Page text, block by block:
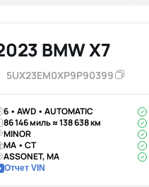
BMW X7
5UX23EM0XP9P90399
6 • AWD • AUTOMATIC
86 146 миль ≈ 138 638 км
MINOR
MA • CT
ASSONET, MA
Отчет VIN